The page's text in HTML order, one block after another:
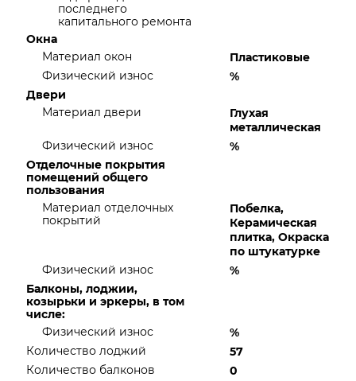
последнего
капитального ремонта
Окна
Материал окон
Пластиковые
Физический износ
%
Двери
Материал двери
Глухая
металлическая
Физический износ
%
Отделочные покрытия
помещений общего
пользования
Материал отделочных
покрытий
Побелка,
Керамическая
плитка, Окраска
по штукатурке
Физический износ
%
Балконы, лоджии,
козырьки и эркеры, в том
числе:
Физический износ
%
Количество лоджий
57
Количество балконов
0